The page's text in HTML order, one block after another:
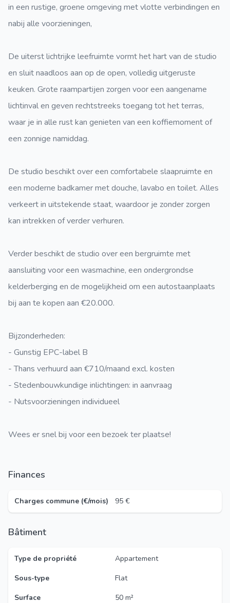
in een rustige, groene omgeving met vlotte verbindingen en
nabij alle voorzieningen,
De uiterst lichtrijke leefruimte vormt het hart van de studio
en sluit naadloos aan op de open, volledig uitgeruste
keuken. Grote raampartijen zorgen voor een aangename
lichtinval en geven rechtstreeks toegang tot het terras,
waar je in alle rust kan genieten van een koffiemoment of
een zonnige namiddag.
De studio beschikt over een comfortabele slaapruimte en
een moderne badkamer met douche, lavabo en toilet. Alles
verkeert in uitstekende staat, waardoor je zonder zorgen
kan intrekken of verder verhuren.
Verder beschikt de studio over een bergruimte met
aansluiting voor een wasmachine, een ondergrondse
kelderberging en de mogelijkheid om een autostaanplaats
bij aan te kopen aan €20.000.
Bijzonderheden:
- Gunstig EPC-label B
- Thans verhuurd aan €710/maand excl. kosten
- Stedenbouwkundige inlichtingen: in aanvraag
- Nutsvoorzieningen individueel
Wees er snel bij voor een bezoek ter plaatse!
Finances
Charges commune (€/mois) 95 €
Bâtiment
Type de propriété
Appartement
Sous-type
Flat
Surface
50 m²